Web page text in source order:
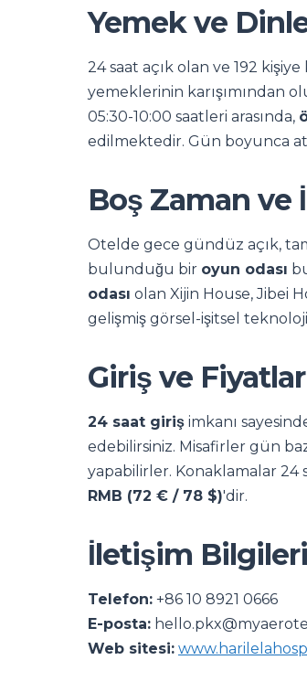
Yemek ve
24 saat açık olan ve 192
yemeklerinin karışımından
05:30-10:00 saatleri arasında,
edilmektedir. Gün boyunca
Boş Zaman ve
Otelde gece gündüz açık,
bulunduğu bir oyun odası
odası olan Xijin House, Jibei
gelişmiş görsel-işitsel
Giriş ve Fiyatlar
24 saat giriş imkanı
edebilirsiniz. Misafirler gün
yapabilirler. Konaklamalar 24
RMB (72 € / 78 $)'dir.
İletişim Bilgileri
Telefon: +86 10 8921 0666
E-posta:
Web sitesi: